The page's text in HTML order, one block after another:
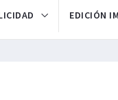
EDICIÓN